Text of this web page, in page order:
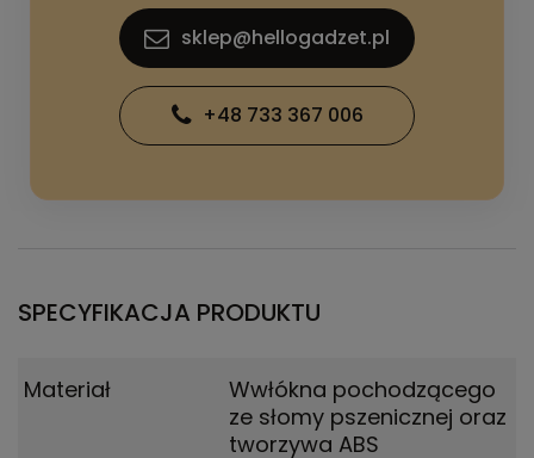
sklep@hellogadzet.pl
+48 733 367 006
SPECYFIKACJA PRODUKTU
Materiał
Wwłókna pochodzącego
ze słomy pszenicznej oraz
tworzywa ABS